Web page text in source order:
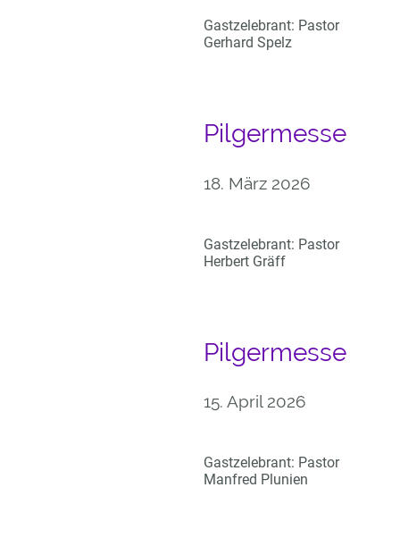
Gastzelebrant: Pastor
Gerhard Spelz
Pilgermesse
18. März 2026
Gastzelebrant: Pastor
Herbert Gräff
Pilgermesse
15. April 2026
Gastzelebrant: Pastor
Manfred Plunien